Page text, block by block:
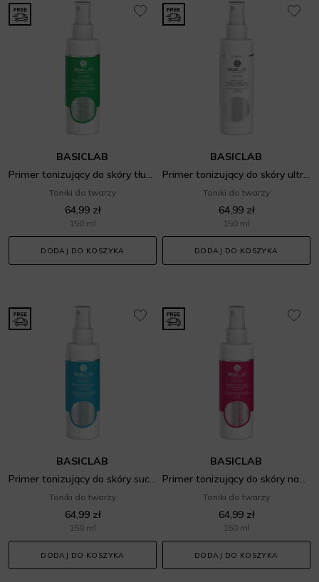
BASICLAB
Primer tonizujący do skóry tłustej, trądzikowej i wrażliwej
Toniki do twarzy
64,99 zł
150 ml
DODAJ DO KOSZYKA
BASICLAB
Primer tonizujący do skóry ultrawrażliwej
Toniki do twarzy
64,99 zł
150 ml
DODAJ DO KOSZYKA
BASICLAB
Primer tonizujący do skóry suchej i wrażliwej
Toniki do twarzy
64,99 zł
150 ml
DODAJ DO KOSZYKA
BASICLAB
Primer tonizujący do skóry naczynkowej i wrażliwej
Toniki do twarzy
64,99 zł
150 ml
DODAJ DO KOSZYKA